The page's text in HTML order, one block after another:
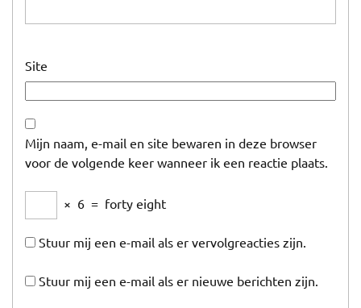
Site
Mijn naam, e-mail en site bewaren in deze browser
voor de volgende keer wanneer ik een reactie plaats.
× 6 = forty eight
Stuur mij een e-mail als er vervolgreacties zijn.
Stuur mij een e-mail als er nieuwe berichten zijn.